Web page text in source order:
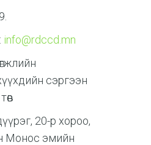
info@rdccd.mn
сэргээн
20-р хороо,
Монос эмийн